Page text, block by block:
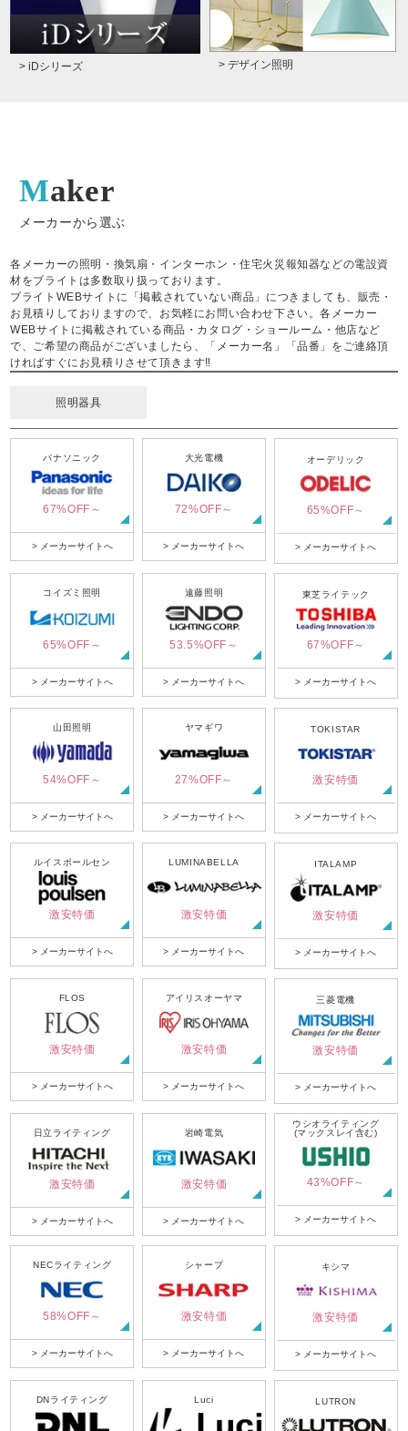
> iDシリーズ > デザイン照明
Maker
メーカーから選ぶ
各メーカーの照明・換気扇・インターホン・住宅火災報知器などの電設資
材をブライトは多数取り扱っております。
ブライトWEBサイトに「掲載されていない商品」につきましても、販売・
お見積りしておりますので、お気軽にお問い合わせ下さい。各メーカー
WEBサイトに掲載されている商品・カタログ・ショールーム・他店など
で、ご希望の商品がございましたら、「メーカー名」「品番」をご連絡頂
ければすぐにお見積りさせて頂きます‼
照明器具
パナソニック
67%OFF～
> メーカーサイトへ
大光電機
72%OFF～
> メーカーサイトへ
オーデリック
65%OFF～
> メーカーサイトへ
コイズミ照明
65%OFF～
> メーカーサイトへ
遠藤照明
53.5%OFF～
> メーカーサイトへ
東芝ライテック
67%OFF～
> メーカーサイトへ
山田照明
54%OFF～
> メーカーサイトへ
ヤマギワ
27%OFF～
> メーカーサイトへ
TOKISTAR
激安特価
> メーカーサイトへ
ルイスポールセン
激安特価
> メーカーサイトへ
LUMINABELLA
激安特価
> メーカーサイトへ
ITALAMP
激安特価
> メーカーサイトへ
FLOS
激安特価
> メーカーサイトへ
アイリスオーヤマ
激安特価
> メーカーサイトへ
三菱電機
激安特価
> メーカーサイトへ
日立ライティング
激安特価
> メーカーサイトへ
岩崎電気
激安特価
> メーカーサイトへ
ウシオライティング
(マックスレイ含む)
43%OFF～
> メーカーサイトへ
NECライティング
58%OFF～
> メーカーサイトへ
シャープ
激安特価
> メーカーサイトへ
キシマ
激安特価
> メーカーサイトへ
DNライティング Luci LUTRON